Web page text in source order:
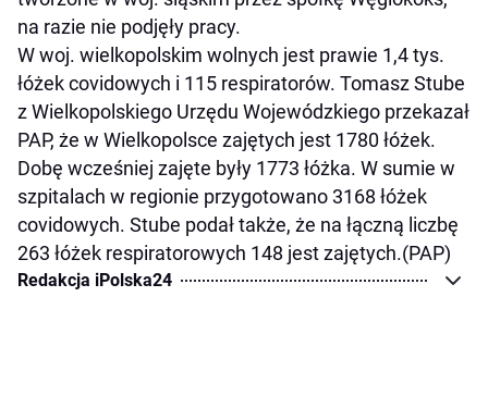
na razie nie podjęły pracy.
W woj. wielkopolskim wolnych jest prawie 1,4 tys.
łóżek covidowych i 115 respiratorów. Tomasz Stube
z Wielkopolskiego Urzędu Wojewódzkiego przekazał
PAP, że w Wielkopolsce zajętych jest 1780 łóżek.
Dobę wcześniej zajęte były 1773 łóżka. W sumie w
szpitalach w regionie przygotowano 3168 łóżek
covidowych. Stube podał także, że na łączną liczbę
263 łóżek respiratorowych 148 jest zajętych.(PAP)
Redakcja iPolska24